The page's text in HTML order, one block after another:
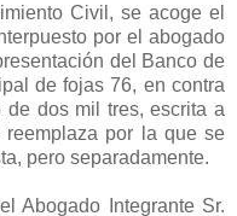
Civil, se acoge el
por el abogado
del Banco de
de fojas 76, en contra
dos mil tres, escrita a
por la que se
pero separadamente.
Abogado Integrante Sr.